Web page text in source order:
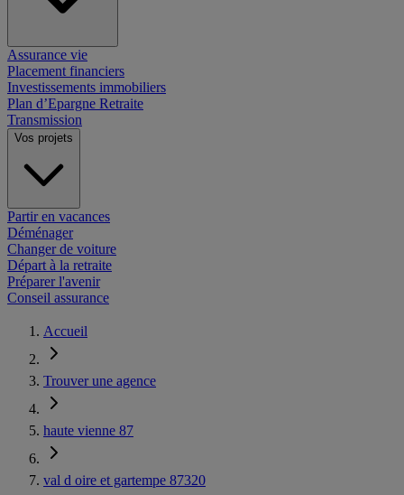
Assurance vie
Placement financiers
Investissements immobiliers
Plan d’Epargne Retraite
Transmission
Vos projets
Partir en vacances
Déménager
Changer de voiture
Départ à la retraite
Préparer l'avenir
Conseil assurance
Accueil
Trouver une agence
haute vienne 87
val d oire et gartempe 87320